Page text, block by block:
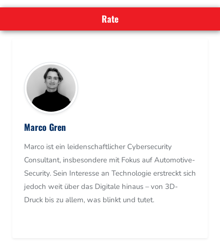
Marco Gren
Marco ist ein leidenschaftlicher Cybersecurity
Consultant, insbesondere mit Fokus auf Automotive-
Security. Sein Interesse an Technologie erstreckt sich
jedoch weit über das Digitale hinaus – von 3D-
Druck bis zu allem, was blinkt und tutet.